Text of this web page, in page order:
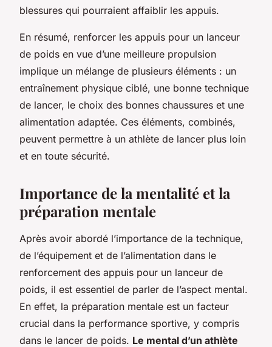
blessures qui pourraient affaiblir les appuis.
En résumé, renforcer les appuis pour un lanceur
de poids en vue d’une meilleure propulsion
implique un mélange de plusieurs éléments : un
entraînement physique ciblé, une bonne technique
de lancer, le choix des bonnes chaussures et une
alimentation adaptée. Ces éléments, combinés,
peuvent permettre à un athlète de lancer plus loin
et en toute sécurité.
Importance de la mentalité et la
préparation mentale
Après avoir abordé l’importance de la technique,
de l’équipement et de l’alimentation dans le
renforcement des appuis pour un lanceur de
poids, il est essentiel de parler de l’aspect mental.
En effet, la préparation mentale est un facteur
crucial dans la performance sportive, y compris
dans le lancer de poids. Le mental d’un athlète